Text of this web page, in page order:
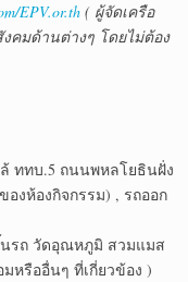
EPV.or.th( ผู้จัดเครือ
คมด้านต่างๆ โดยไม่ต้อง
ททบ.5 ถนนพหลโยธินฝั่ง
งห้องกิจกรรม) , รถออก
รถ วัดอุณหภูมิ สวมแมส
หรืออื่นๆ ที่เกี่ยวข้อง )